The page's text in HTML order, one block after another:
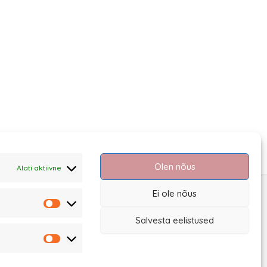
Alati aktiivne
Statistika
Turundus
Olen nõus
Ei ole nõus
Salvesta eelistused